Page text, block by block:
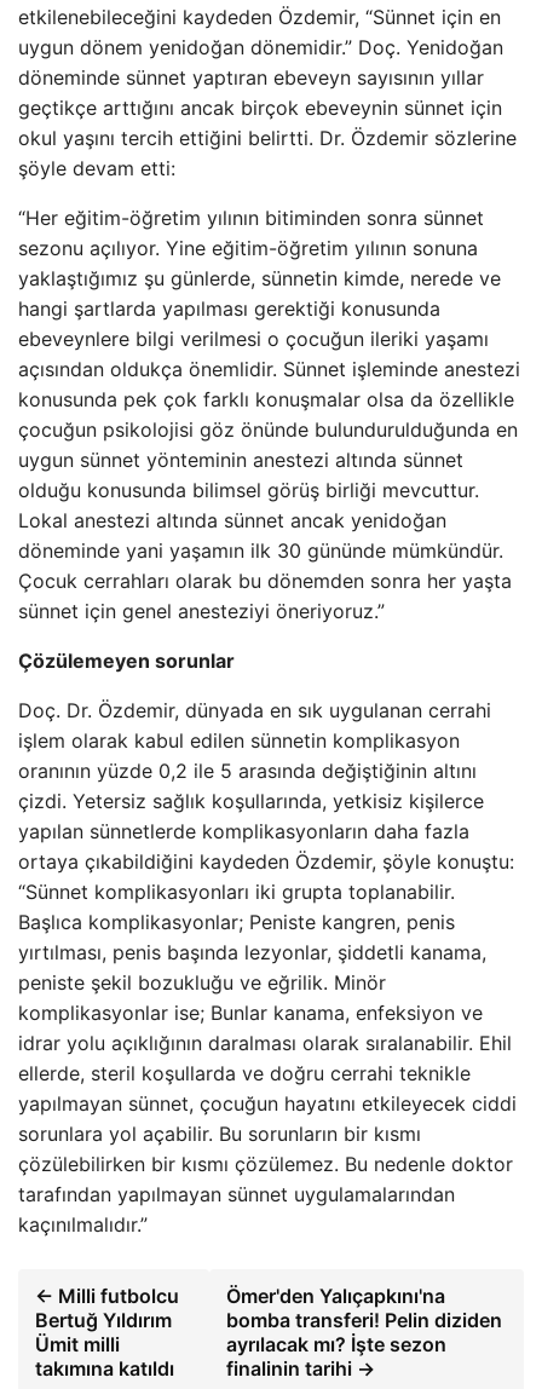
etkilenebileceğini kaydeden Özdemir, “Sünnet için en
uygun dönem yenidoğan dönemidir.” Doç. Yenidoğan
döneminde sünnet yaptıran ebeveyn sayısının yıllar
geçtikçe arttığını ancak birçok ebeveynin sünnet için
okul yaşını tercih ettiğini belirtti. Dr. Özdemir sözlerine
şöyle devam etti:
“Her eğitim-öğretim yılının bitiminden sonra sünnet
sezonu açılıyor. Yine eğitim-öğretim yılının sonuna
yaklaştığımız şu günlerde, sünnetin kimde, nerede ve
hangi şartlarda yapılması gerektiği konusunda
ebeveynlere bilgi verilmesi o çocuğun ileriki yaşamı
açısından oldukça önemlidir. Sünnet işleminde anestezi
konusunda pek çok farklı konuşmalar olsa da özellikle
çocuğun psikolojisi göz önünde bulundurulduğunda en
uygun sünnet yönteminin anestezi altında sünnet
olduğu konusunda bilimsel görüş birliği mevcuttur.
Lokal anestezi altında sünnet ancak yenidoğan
döneminde yani yaşamın ilk 30 gününde mümkündür.
Çocuk cerrahları olarak bu dönemden sonra her yaşta
sünnet için genel anesteziyi öneriyoruz.”
Çözülemeyen sorunlar
Doç. Dr. Özdemir, dünyada en sık uygulanan cerrahi
işlem olarak kabul edilen sünnetin komplikasyon
oranının yüzde 0,2 ile 5 arasında değiştiğinin altını
çizdi. Yetersiz sağlık koşullarında, yetkisiz kişilerce
yapılan sünnetlerde komplikasyonların daha fazla
ortaya çıkabildiğini kaydeden Özdemir, şöyle konuştu:
“Sünnet komplikasyonları iki grupta toplanabilir.
Başlıca komplikasyonlar; Peniste kangren, penis
yırtılması, penis başında lezyonlar, şiddetli kanama,
peniste şekil bozukluğu ve eğrilik. Minör
komplikasyonlar ise; Bunlar kanama, enfeksiyon ve
idrar yolu açıklığının daralması olarak sıralanabilir. Ehil
ellerde, steril koşullarda ve doğru cerrahi teknikle
yapılmayan sünnet, çocuğun hayatını etkileyecek ciddi
sorunlara yol açabilir. Bu sorunların bir kısmı
çözülebilirken bir kısmı çözülemez. Bu nedenle doktor
tarafından yapılmayan sünnet uygulamalarından
kaçınılmalıdır.”
← Milli futbolcu
Bertuğ Yıldırım
Ümit milli
takımına katıldı
Ömer'den Yalıçapkını'na
bomba transferi! Pelin diziden
ayrılacak mı? İşte sezon
finalinin tarihi →